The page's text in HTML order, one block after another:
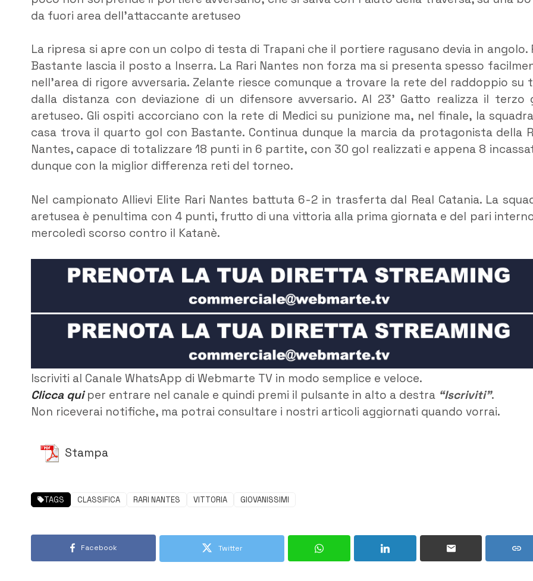
da fuori area dell’attaccante aretuseo
La ripresa si apre con un colpo di testa di Trapani che il portiere ragusano devia in angolo.
Bastante lascia il posto a Inserra. La Rari Nantes non forza ma si presenta spesso
nell’area di rigore avversaria. Zelante riesce comunque a trovare la rete del raddoppio su
dalla distanza con deviazione di un difensore avversario. Al 23’ Gatto realizza il terzo
aretuseo. Gli ospiti accorciano con la rete di Medici su punizione ma, nel finale, la
casa trova il quarto gol con Bastante. Continua dunque la marcia da protagonista della
Nantes, capace di totalizzare 18 punti in 6 partite, con 30 gol realizzati e appena 8
dunque con la miglior differenza reti del torneo.
Nel campionato Allievi Elite Rari Nantes battuta 6-2 in trasferta dal Real Catania. La
aretusea è penultima con 4 punti, frutto di una vittoria alla prima giornata e del pari
mercoledì scorso contro il Katanè.
Iscriviti al Canale WhatsApp di Webmarte TV in modo semplice e veloce.
Clicca quiper entrare nel canale e quindi premi il pulsante in alto a destra “Iscriviti”.
Non riceverai notifiche, ma potrai consultare i nostri articoli aggiornati quando vorrai.
Stampa
TAGS CLASSIFICA RARI NANTES VITTORIA GIOVANISSIMI
Facebook Twitter